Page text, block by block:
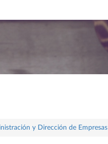
y Dirección de Empresas